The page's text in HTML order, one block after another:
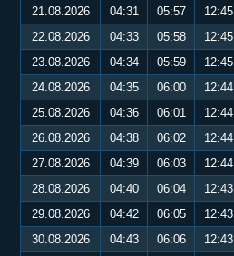
21.08.2026
04:31 05:57 12:45
22.08.2026
04:33 05:58 12:45
23.08.2026
04:34 05:59 12:45
24.08.2026
04:35 06:00 12:44
25.08.2026
04:36 06:01 12:44
26.08.2026
04:38 06:02 12:44
27.08.2026
04:39 06:03 12:44
28.08.2026
04:40 06:04 12:43
29.08.2026
04:42 06:05 12:43
30.08.2026
04:43 06:06 12:43